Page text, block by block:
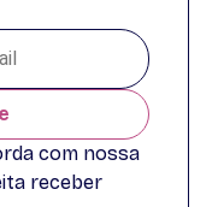
com nossa
receber